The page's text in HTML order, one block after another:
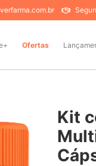
Ofertas
Kit